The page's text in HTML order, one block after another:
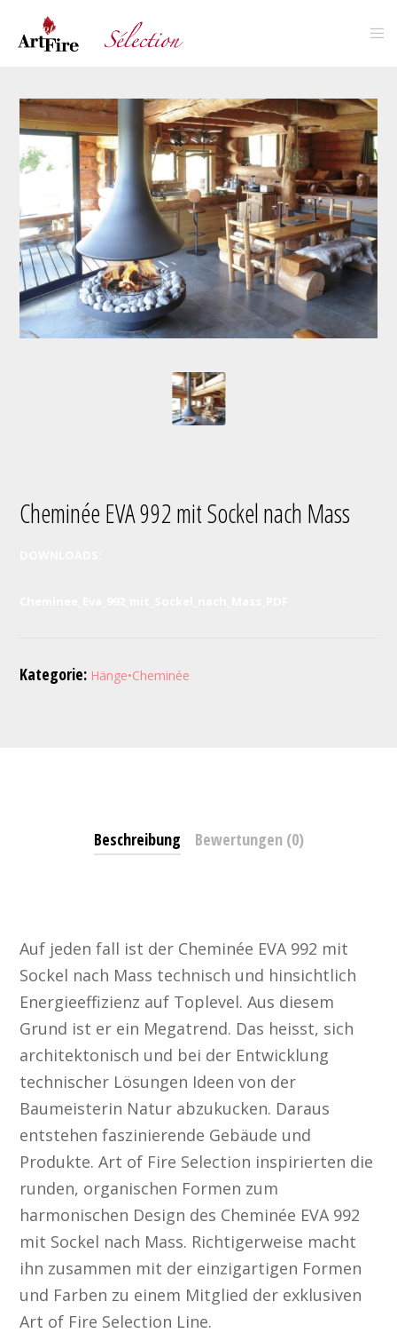
Cheminée EVA 992 mit Sockel nach Mass
Kategorie: Hänge•Cheminée
Beschreibung Bewertungen (0)
Auf jeden fall ist der Cheminée EVA 992 mit
Sockel nach Mass technisch und hinsichtlich
Energieeffizienz auf Toplevel. Aus diesem
Grund ist er ein Megatrend. Das heisst, sich
architektonisch und bei der Entwicklung
technischer Lösungen Ideen von der
Baumeisterin Natur abzukucken. Daraus
entstehen faszinierende Gebäude und
Produkte. Art of Fire Selection inspirierten die
runden, organischen Formen zum
harmonischen Design des Cheminée EVA 992
mit Sockel nach Mass. Richtigerweise macht
ihn zusammen mit der einzigartigen Formen
und Farben zu einem Mitglied der exklusiven
Art of Fire Selection Line.